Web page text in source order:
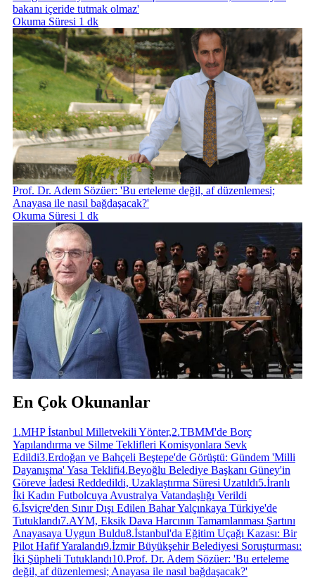
bakanı içeride tutmak olmaz'
Okuma Süresi 1 dk
Prof. Dr. Adem Sözüer: 'Bu erteleme değil, af düzenlemesi;
Anayasa ile nasıl bağdaşacak?'
Okuma Süresi 1 dk
En Çok Okunanlar
1 .MHP İstanbul Milletvekili Yönter,2.TBMM'de Borç
Yapılandırma ve Silme Teklifleri Komisyonlara Sevk
Edildi3.Erdoğan ve Bahçeli Beştepe'de Görüştü: Gündem 'Milli
Dayanışma' Yasa Teklifi4.Beyoğlu Belediye Başkanı Güney'in
Göreve İadesi Reddedildi, Uzaklaştırma Süresi Uzatıldı5.İranlı
İki Kadın Futbolcuya Avustralya Vatandaşlığı Verildi
6.İsviçre'den Sınır Dışı Edilen Bahar Yalçınkaya Türkiye'de
Tutuklandı7.AYM, Eksik Dava Harcının Tamamlanması Şartını
Anayasaya Uygun Buldu8.İstanbul'da Eğitim Uçağı Kazası: Bir
Pilot Hafif Yaralandı9.İzmir Büyükşehir Belediyesi Soruşturması:
İki Şüpheli Tutuklandı10.Prof. Dr. Adem Sözüer: 'Bu erteleme
değil, af düzenlemesi; Anayasa ile nasıl bağdaşacak?'